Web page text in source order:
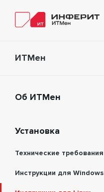
ИТМен
Об ИТМен
Установка
Технические требования
Инструкции для Windows